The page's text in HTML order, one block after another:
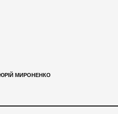
ЮРІЙ МИРОНЕНКО